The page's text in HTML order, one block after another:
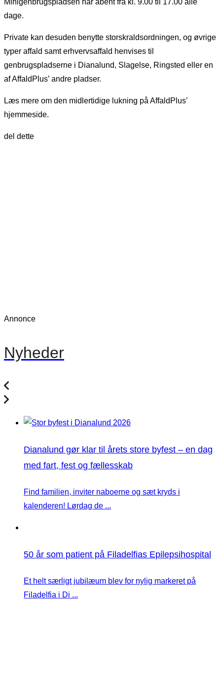
dage.
Private kan desuden benytte storskraldsordningen, og øvrige
typer affald samt erhvervsaffald henvises til
genbrugspladserne i Dianalund, Slagelse, Ringsted eller en
af AffaldPlus’ andre pladser.
Læs mere om den midlertidige lukning på AffaldPlus’
hjemmeside.
del dette
Annonce
Nyheder
Dianalund gør klar til årets store byfest – en dag
med fart, fest og fællesskab
Find familien, inviter naboerne og sæt kryds i
kalenderen! Lørdag de ...
50 år som patient på Filadelfias Epilepsihospital
Et helt særligt jubilæum blev for nylig markeret på
Filadelfia i Di ...